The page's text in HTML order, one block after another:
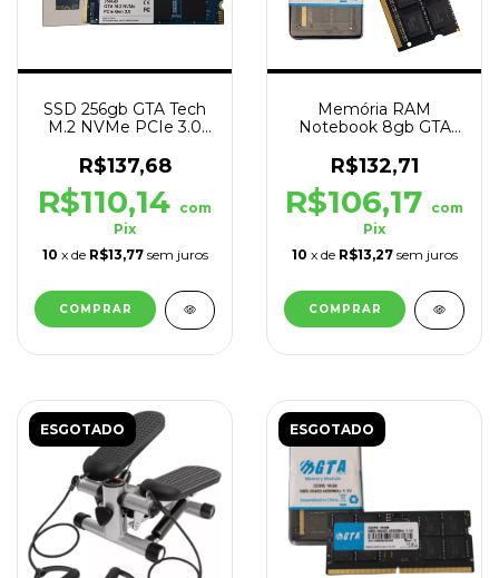
SSD 256gb GTA Tech
M.2 NVMe PCIe 3.0
1600mb/s Grav
R$137,68
R$110,14 com
Pix
10 x de R$13,77 sem juros
Memória RAM
Notebook 8gb GTA
Cl11 1.35V Low Voltage
R$132,71
R$106,17 com
Pix
10 x de R$13,27 sem juros
ESGOTADO ESGOTADO